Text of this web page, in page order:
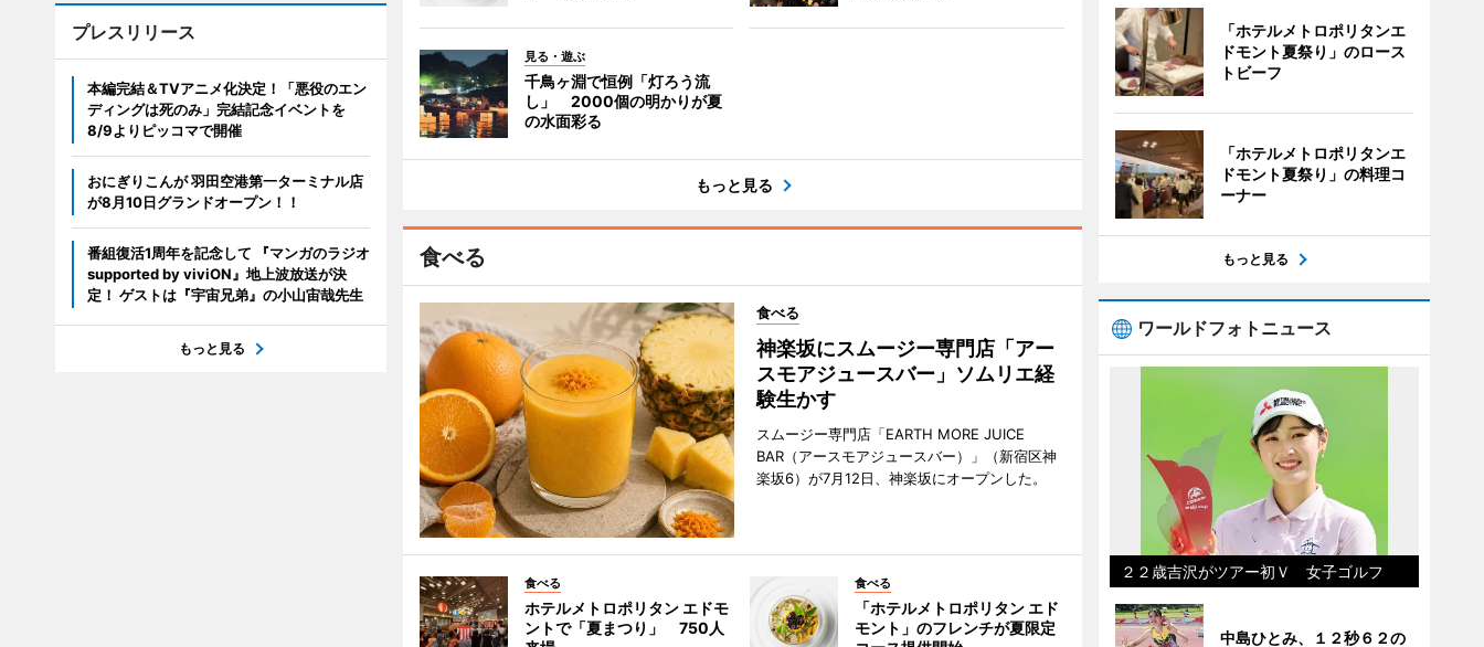
見る・遊ぶ
千鳥ヶ淵で恒例「灯ろう流
し」 2000個の明かりが夏
の水面彩る
もっと見る
食べる
食べる
神楽坂にスムージー専門店「アー
スモアジュースバー」ソムリエ経
験生かす
スムージー専門店「EARTH MORE JUICE
BAR（アースモアジュースバー）」（新宿区神
楽坂6）が7月12日、神楽坂にオープンした。
食べる
ホテルメトロポリタン エドモ
ントで「夏まつり」 750人
食べる
「ホテルメトロポリタン エド
モント」のフレンチが夏限定
プレスリリース
本編完結＆TVアニメ化決定！「悪役のエン
ディングは死のみ」完結記念イベントを
8/9よりピッコマで開催
おにぎりこんが 羽田空港第一ターミナル店
が8月10日グランドオープン！！
番組復活1周年を記念して 『マンガのラジオ
supported by viviON』地上波放送が決
定！ ゲストは『宇宙兄弟』の小山宙哉先生
もっと見る
「ホテルメトロポリタンエ
ドモント夏祭り」のロース
トビーフ
「ホテルメトロポリタンエ
ドモント夏祭り」の料理コ
ーナー
もっと見る
ワールドフォトニュース
２２歳吉沢がツアー初Ｖ 女子ゴルフ
中島ひとみ、１２秒６２の